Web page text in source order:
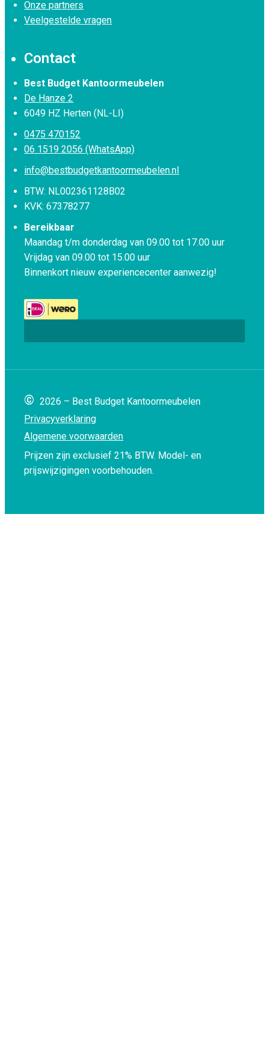
Onze partners
Veelgestelde vragen
Contact
Best Budget Kantoormeubelen
De Hanze 2
6049 HZ Herten (NL-LI)
0475 470152
06 1519 2056 (WhatsApp)
info@bestbudgetkantoormeubelen.nl
BTW: NL002361128B02
KVK: 67378277
Bereikbaar
Maandag t/m donderdag van 09.00 tot 17.00 uur
Vrijdag van 09.00 tot 15.00 uur
Binnenkort nieuw experiencecenter aanwezig!
© 2026 – Best Budget Kantoormeubelen
Privacyverklaring
Algemene voorwaarden
Prijzen zijn exclusief 21% BTW. Model- en
prijswijzigingen voorbehouden.